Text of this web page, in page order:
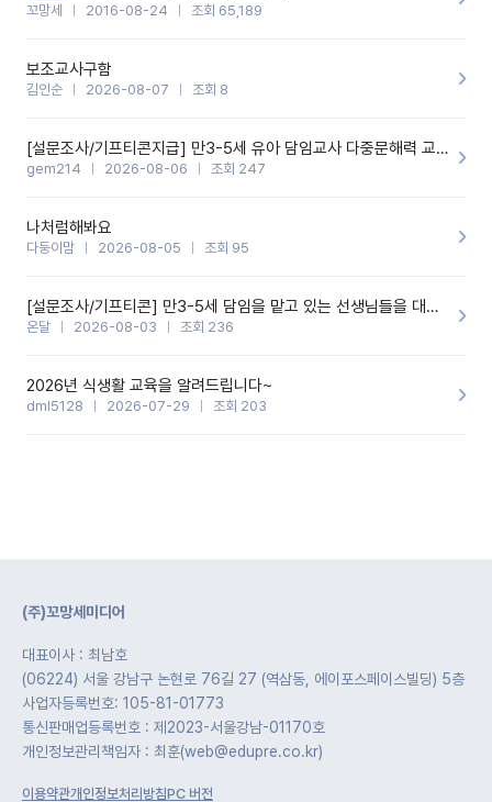
꼬망세 2016-08-24 조회 65,189
보조교사구함
김인순 2026-08-07 조회 8
[설문조사/기프티콘지급] 만3-5세 유아 담임교사 다중문해력 교육 증진을 위한 설문조사
gem214 2026-08-06 조회 247
나처럼해봐요
다둥이맘 2026-08-05 조회 95
[설문조사/기프티콘] 만3-5세 담임을 맡고 있는 선생님들을 대상으로 설문조사를 합니다!
온달 2026-08-03 조회 236
2026년 식생활 교육을 알려드립니다~
dml5128 2026-07-29 조회 203
(주)꼬망세미디어
대표이사 : 최남호
(06224) 서울 강남구 논현로 76길 27 (역삼동, 에이포스페이스빌딩) 5층
사업자등록번호: 105-81-01773
통신판매업등록번호 : 제2023-서울강남-01170호
개인정보관리책임자 : 최훈(web@edupre.co.kr)
이용약관개인정보처리방침PC 버전